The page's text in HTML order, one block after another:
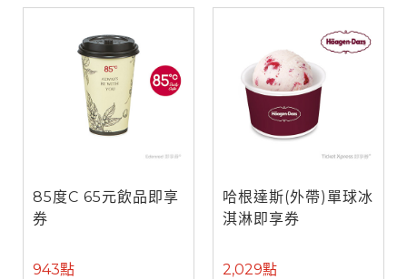
85度C 65元飲品即享
券
943點
哈根達斯(外帶)單球冰
淇淋即享券
2,029點